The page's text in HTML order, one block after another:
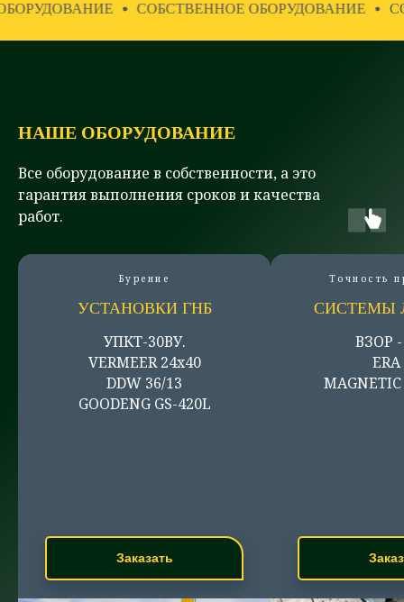
СОБСТВЕННОЕ ОБОРУДОВАНИЕ СОБСТВЕННОЕ
НАШЕ ОБОРУДОВАНИЕ
Все оборудование в собственности, а это
гарантия выполнения сроков и качества
работ.
Бурение
УСТАНОВКИ ГНБ
УПКТ-30ВУ.
VERMEER 24x40
DDW 36/13
GOODENG GS-420L
Заказать
Точность
СИСТЕМЫ
ВЗОР -
MAGNETIC